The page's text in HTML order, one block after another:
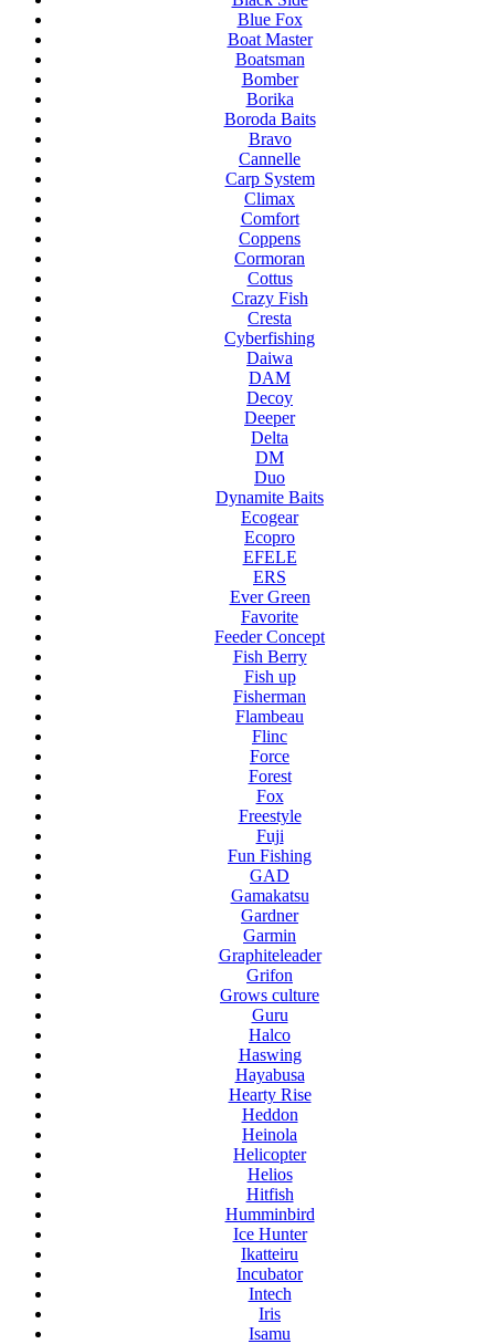
Blue Fox
Boat Master
Boatsman
Bomber
Borika
Boroda Baits
Bravo
Cannelle
Carp System
Climax
Comfort
Coppens
Cormoran
Cottus
Crazy Fish
Cresta
Cyberfishing
Daiwa
DAM
Decoy
Deeper
Delta
DM
Duo
Dynamite Baits
Ecogear
Ecopro
EFELE
ERS
Ever Green
Favorite
Feeder Concept
Fish Berry
Fish up
Fisherman
Flambeau
Flinc
Force
Forest
Fox
Freestyle
Fuji
Fun Fishing
GAD
Gamakatsu
Gardner
Garmin
Graphiteleader
Grifon
Grows culture
Guru
Halco
Haswing
Hayabusa
Hearty Rise
Heddon
Heinola
Helicopter
Helios
Hitfish
Humminbird
Ice Hunter
Ikatteiru
Incubator
Intech
Iris
Isamu